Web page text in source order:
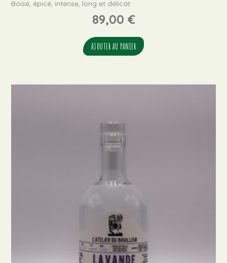
Boisé, épicé, intense, long et délicat
89,00 €
AJOUTER AU PANIER